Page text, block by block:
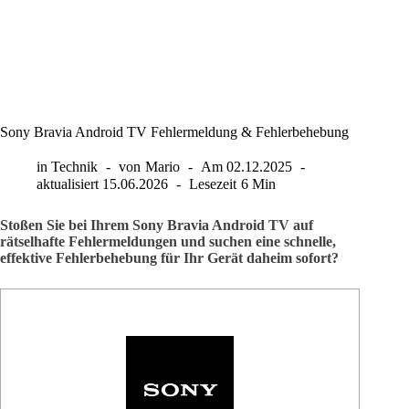
Sony Bravia Android TV Fehlermeldung & Fehlerbehebung
in Technik von Mario Am 02.12.2025
aktualisiert 15.06.2026 Lesezeit 6 Min
Stoßen Sie bei Ihrem Sony Bravia Android TV auf
rätselhafte Fehlermeldungen und suchen eine schnelle,
effektive Fehlerbehebung für Ihr Gerät daheim sofort?